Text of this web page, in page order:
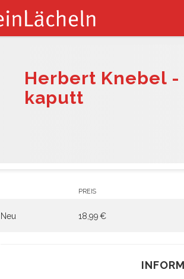
Herbert Knebel
kaputt
PREIS
Neu 18,99 €